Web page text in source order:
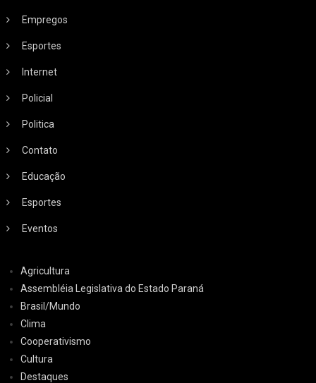
Empregos
Esportes
Internet
Policial
Politica
Contato
Educação
Esportes
Eventos
Agricultura
Assembléia Legislativa do Estado Paraná
Brasil/Mundo
Clima
Cooperativismo
Cultura
Destaques